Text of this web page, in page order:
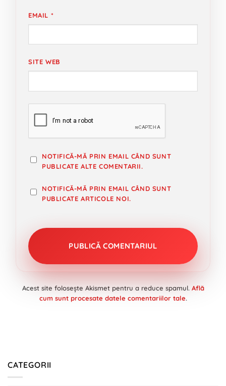
EMAIL *
SITE WEB
NOTIFICĂ-MĂ PRIN EMAIL CÂND SUNT
PUBLICATE ALTE COMENTARII.
NOTIFICĂ-MĂ PRIN EMAIL CÂND SUNT
PUBLICATE ARTICOLE NOI.
Acest site folosește Akismet pentru a reduce spamul. Află
cum sunt procesate datele comentariilor tale.
CATEGORII